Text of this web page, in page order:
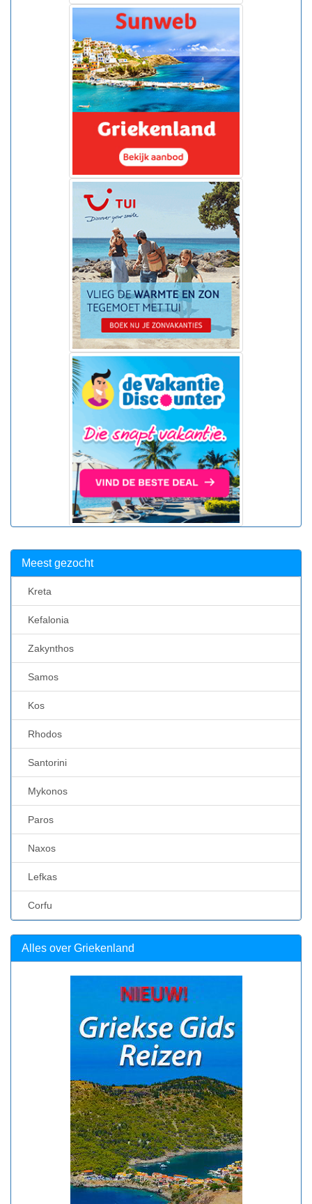
Meest gezocht
Kreta
Kefalonia
Zakynthos
Samos
Kos
Rhodos
Santorini
Mykonos
Paros
Naxos
Lefkas
Corfu
Alles over Griekenland